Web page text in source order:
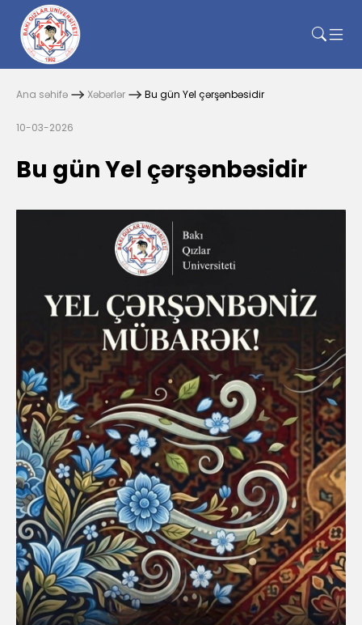
Ana səhifə Xəbərlər Bu gün Yel çərşənbəsidir
10-03-2026
Bu gün Yel çərşənbəsidir